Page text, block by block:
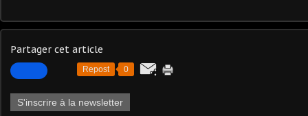
Partager cet article
Repost 0
S'inscrire à la newsletter